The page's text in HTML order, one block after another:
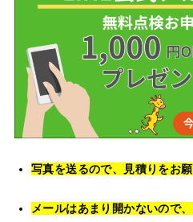
写真を送るので、見積りをお
メールはあまり開かないので